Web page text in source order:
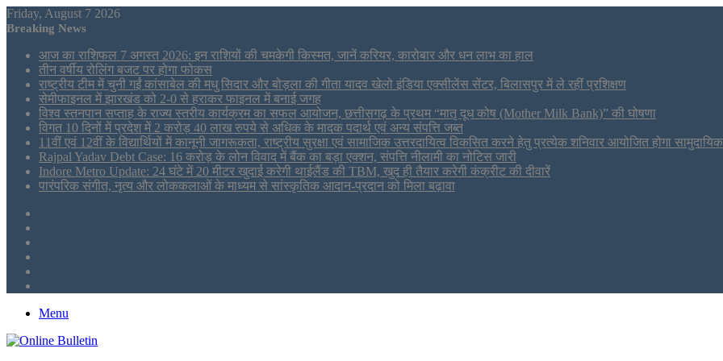
Friday, August 7 2026
Breaking News
आज का राशिफल 7 अगस्त 2026: इन राशियों की चमकेगी किस्मत, जानें करियर, कारोबार और धन लाभ का हाल
तीन वर्षीय रोलिंग बजट पर होगा फोकस
राष्ट्रीय टीम में चुनी गईं कांसाबेल की मधु सिदार और बोड़ला की गीता यादव खेलो इंडिया एक्सीलेंस सेंटर, बिलासपुर में ले रहीं प्रशिक्षण
सेमीफाइनल में झारखंड को 2-0 से हराकर फाइनल में बनाई जगह
विश्व स्तनपान सप्ताह के राज्य स्तरीय कार्यक्रम का सफल आयोजन, छत्तीसगढ़ के प्रथम “मातृ दूध कोष (Mother Milk Bank)” की घोषणा
विगत 10 दिनों में प्रदेश में 2 करोड़ 40 लाख रुपये से अधिक के मादक पदार्थ एवं अन्य संपत्ति जब्त
11वीं एवं 12वीं के विद्यार्थियों में कानूनी जागरूकता, राष्ट्रीय सुरक्षा एवं सामाजिक उत्तरदायित्व विकसित करने हेतु प्रत्येक शनिवार आयोजित होगा
Rajpal Yadav Debt Case: 16 करोड़ के लोन विवाद में बैंक का बड़ा एक्शन, संपत्ति नीलामी का नोटिस जारी
Indore Metro Update: 24 घंटे में 20 मीटर खुदाई करेगी थाईलैंड की TBM, खुद ही तैयार करेगी कंक्रीट की दीवारें
पारंपरिक संगीत, नृत्य और लोककलाओं के माध्यम से सांस्कृतिक आदान-प्रदान को मिला बढ़ावा
Menu